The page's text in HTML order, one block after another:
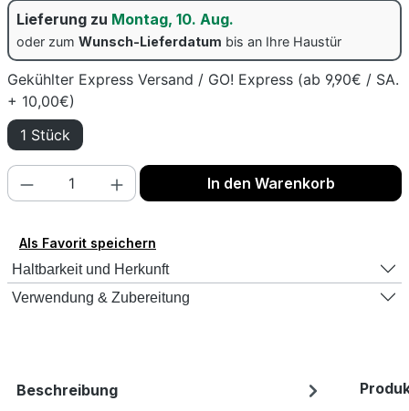
Lieferung zu Montag, 10. Aug.
oder zum Wunsch-Lieferdatum bis an Ihre Haustür
Gekühlter Express Versand / GO! Express (ab 9,90€ / SA.
+ 10,00€)
1 Stück
Produkt Anzahl: Gib den gewünschten
In den Warenkorb
Als Favorit speichern
Haltbarkeit und Herkunft
Verwendung & Zubereitung
Beschreibung